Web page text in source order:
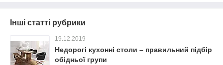
Інші статті рубрики
19.12.2019
Недорогі кухонні столи – правильний підбір
обідньої групи